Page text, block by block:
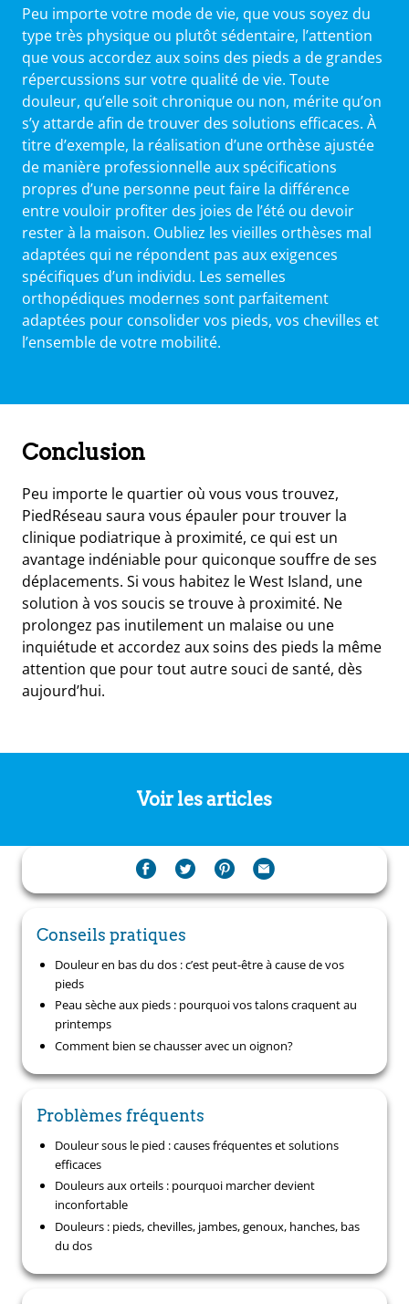
Peu importe votre mode de vie, que vous soyez du
type très physique ou plutôt sédentaire, l’attention
que vous accordez aux soins des pieds a de grandes
répercussions sur votre qualité de vie. Toute
douleur, qu’elle soit chronique ou non, mérite qu’on
s’y attarde afin de trouver des solutions efficaces. À
titre d’exemple, la réalisation d’une orthèse ajustée
de manière professionnelle aux spécifications
propres d’une personne peut faire la différence
entre vouloir profiter des joies de l’été ou devoir
rester à la maison. Oubliez les vieilles orthèses mal
adaptées qui ne répondent pas aux exigences
spécifiques d’un individu. Les semelles
orthopédiques modernes sont parfaitement
adaptées pour consolider vos pieds, vos chevilles et
l’ensemble de votre mobilité.
Conclusion
Peu importe le quartier où vous vous trouvez,
PiedRéseau saura vous épauler pour trouver la
clinique podiatrique à proximité, ce qui est un
avantage indéniable pour quiconque souffre de ses
déplacements. Si vous habitez le West Island, une
solution à vos soucis se trouve à proximité. Ne
prolongez pas inutilement un malaise ou une
inquiétude et accordez aux soins des pieds la même
attention que pour tout autre souci de santé, dès
aujourd’hui.
Voir les articles
Conseils pratiques
Douleur en bas du dos : c’est peut-être à cause de vos
pieds
Peau sèche aux pieds : pourquoi vos talons craquent au
printemps
Comment bien se chausser avec un oignon?
Problèmes fréquents
Douleur sous le pied : causes fréquentes et solutions
efficaces
Douleurs aux orteils : pourquoi marcher devient
inconfortable
Douleurs : pieds, chevilles, jambes, genoux, hanches, bas
du dos